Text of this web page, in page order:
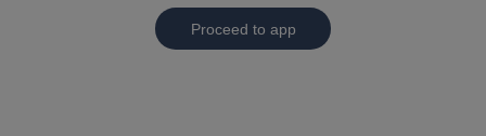
Proceed to app